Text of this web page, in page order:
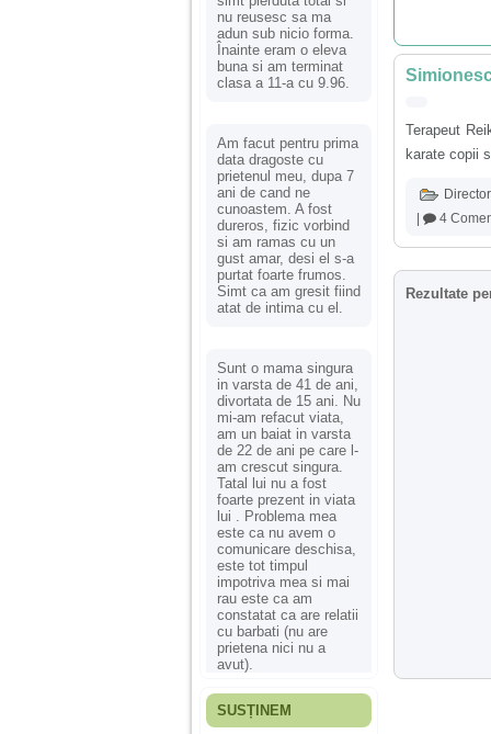
nu reusesc sa ma
adun sub nicio forma.
Înainte eram o eleva
buna si am terminat
clasa a 11-a cu 9.96.
Am facut pentru prima
data dragoste cu
prietenul meu, dupa 7
ani de cand ne
cunoastem. A fost
dureros, fizic vorbind
si am ramas cu un
gust amar, desi el s-a
purtat foarte frumos.
Simt ca am gresit fiind
atat de intima cu el.
Sunt o mama singura
in varsta de 41 de ani,
divortata de 15 ani. Nu
mi-am refacut viata,
am un baiat in varsta
de 22 de ani pe care l-
am crescut singura.
Tatal lui nu a fost
foarte prezent in viata
lui . Problema mea
este ca nu avem o
comunicare deschisa,
este tot timpul
impotriva mea si mai
rau este ca am
constatat ca are relatii
cu barbati (nu are
prietena nici nu a
avut).
Fiica mea s-a nascut
SUSȚINEM
Terapeut
karate copii
4
Rezultate